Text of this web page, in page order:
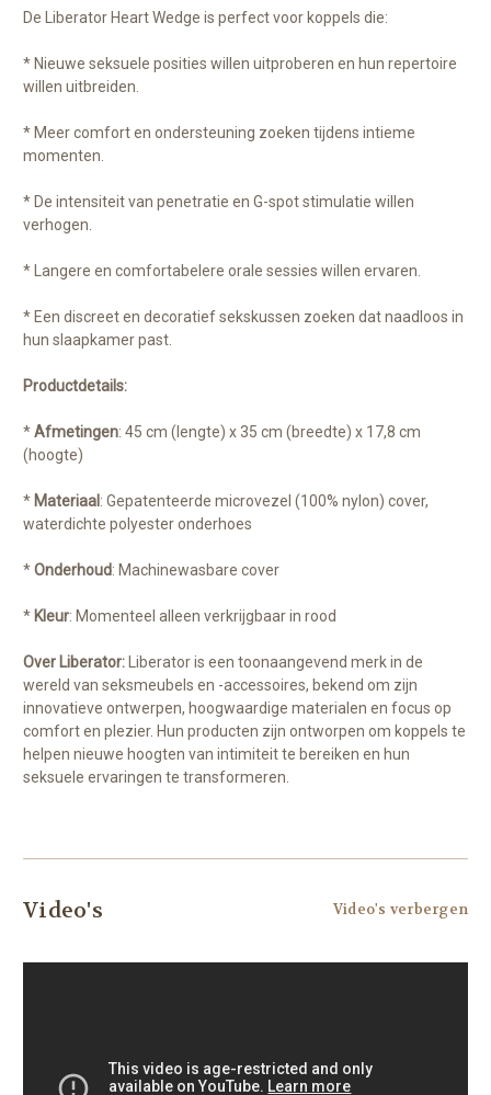
De Liberator Heart Wedge is perfect voor koppels die:
* Nieuwe seksuele posities willen uitproberen en hun repertoire
willen uitbreiden.
* Meer comfort en ondersteuning zoeken tijdens intieme
momenten.
* De intensiteit van penetratie en G-spot stimulatie willen
verhogen.
* Langere en comfortabelere orale sessies willen ervaren.
* Een discreet en decoratief sekskussen zoeken dat naadloos in
hun slaapkamer past.
Productdetails:
*Afmetingen: 45 cm (lengte) x 35 cm (breedte) x 17,8 cm
(hoogte)
* Materiaal : Gepatenteerde microvezel (100% nylon) cover,
waterdichte polyester onderhoes
*Onderhoud: Machinewasbare cover
* Kleur: Momenteel alleen verkrijgbaar in rood
Over Liberator: Liberator is een toonaangevend merk in de
wereld van seksmeubels en -accessoires, bekend om zijn
innovatieve ontwerpen, hoogwaardige materialen en focus op
comfort en plezier. Hun producten zijn ontworpen om koppels te
helpen nieuwe hoogten van intimiteit te bereiken en hun
seksuele ervaringen te transformeren.
Video's Video's verbergen